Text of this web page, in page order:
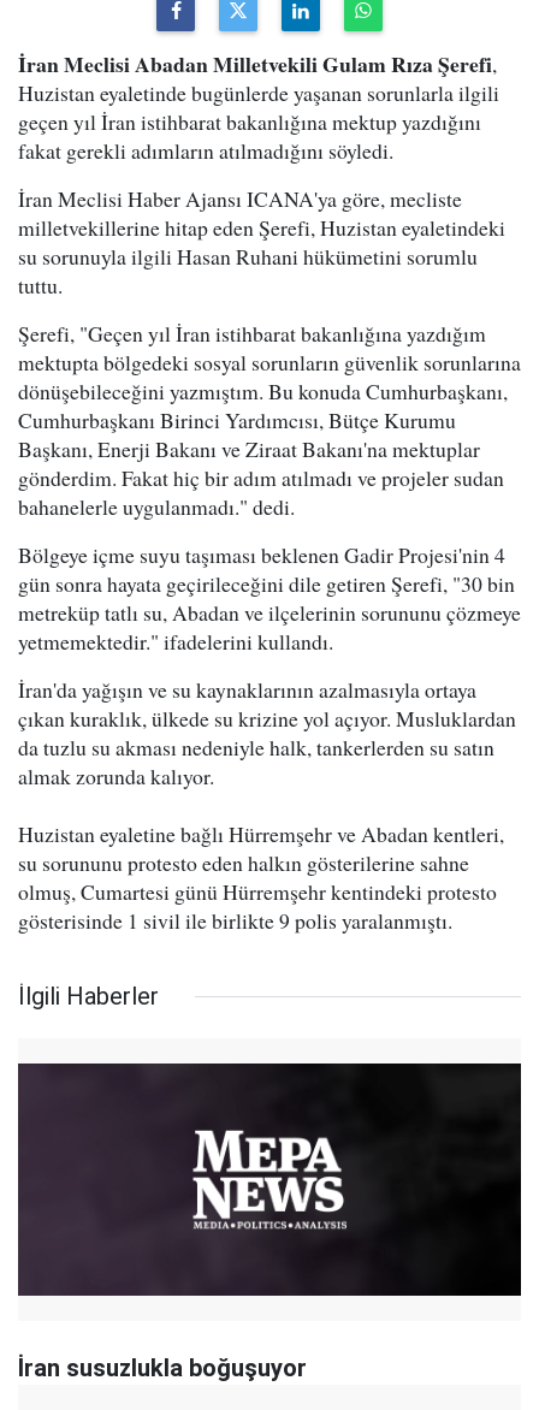
İran Meclisi Abadan Milletvekili Gulam Rıza Şerefi,
Huzistan eyaletinde bugünlerde yaşanan sorunlarla ilgili
geçen yıl İran istihbarat bakanlığına mektup yazdığını
fakat gerekli adımların atılmadığını söyledi.
İran Meclisi Haber Ajansı ICANA'ya göre, mecliste
milletvekillerine hitap eden Şerefi, Huzistan eyaletindeki
su sorunuyla ilgili Hasan Ruhani hükümetini sorumlu
tuttu.
Şerefi, "Geçen yıl İran istihbarat bakanlığına yazdığım
mektupta bölgedeki sosyal sorunların güvenlik sorunlarına
dönüşebileceğini yazmıştım. Bu konuda Cumhurbaşkanı,
Cumhurbaşkanı Birinci Yardımcısı, Bütçe Kurumu
Başkanı, Enerji Bakanı ve Ziraat Bakanı'na mektuplar
gönderdim. Fakat hiç bir adım atılmadı ve projeler sudan
bahanelerle uygulanmadı." dedi.
Bölgeye içme suyu taşıması beklenen Gadir Projesi'nin 4
gün sonra hayata geçirileceğini dile getiren Şerefi, "30 bin
metreküp tatlı su, Abadan ve ilçelerinin sorununu çözmeye
yetmemektedir." ifadelerini kullandı.
İran'da yağışın ve su kaynaklarının azalmasıyla ortaya
çıkan kuraklık, ülkede su krizine yol açıyor. Musluklardan
da tuzlu su akması nedeniyle halk, tankerlerden su satın
almak zorunda kalıyor.
Huzistan eyaletine bağlı Hürremşehr ve Abadan kentleri,
su sorununu protesto eden halkın gösterilerine sahne
olmuş, Cumartesi günü Hürremşehr kentindeki protesto
gösterisinde 1 sivil ile birlikte 9 polis yaralanmıştı.
İlgili Haberler
İran susuzlukla boğuşuyor